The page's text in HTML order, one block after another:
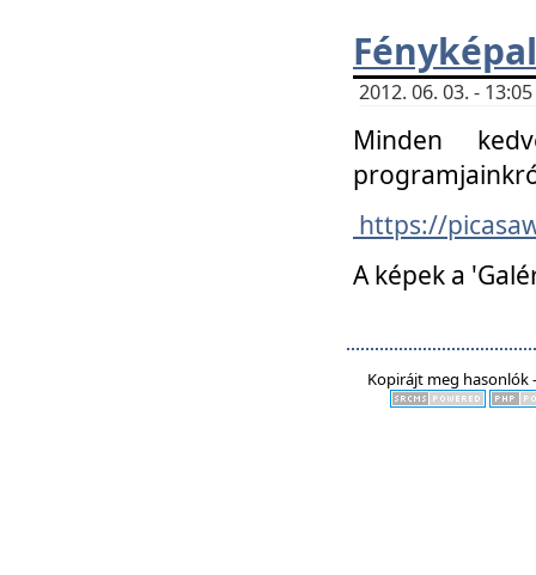
2012. 06. 03. -
Minden
https://
A képek a
Kopirájt meg hasonlók